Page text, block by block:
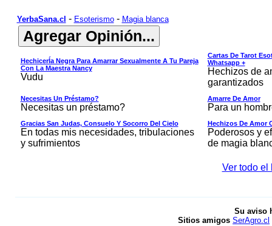
YerbaSana.cl - Esoterismo- Magia blanca
HechicerÍa Negra Para Amarrar Sexualmente A Tu Pareja
Con La Maestra Nancy
Vudu
Cartas De Tarot
Whatsapp +
Hechizos de
garantizados
Necesitas Un Préstamo?
Necesitas un préstamo?
Amarre De Amor
Para un
Gracias San Judas, Consuelo Y Socorro Del Cielo
En todas mis necesidades, tribulaciones
y sufrimientos
Hechizos De Amor
Poderosos y
de magia
Ver todo el
Su aviso
Sitios amigos SerAgro.cl